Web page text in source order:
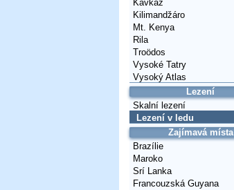
Kavkaz
Kilimandžáro
Mt. Kenya
Rila
Troödos
Vysoké Tatry
Vysoký Atlas
Lezení
Skalní lezení
Lezení v ledu
Zajímavá místa
Brazílie
Maroko
Srí Lanka
Francouzská Guyana